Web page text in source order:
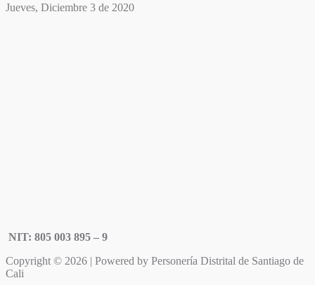
Jueves, Diciembre 3 de 2020
NIT: 805 003 895 – 9
Copyright © 2026 | Powered by Personería Distrital de Santiago de
Cali